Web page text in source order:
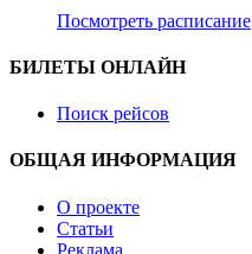
Посмотреть расписание
БИЛЕТЫ ОНЛАЙН
Поиск рейсов
ОБЩАЯ ИНФОРМАЦИЯ
О проекте
Статьи
Реклама